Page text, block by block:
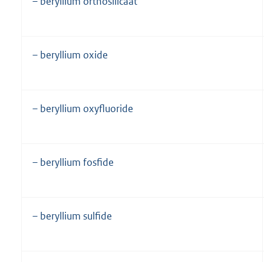
– beryllium oxide
– beryllium oxyfluoride
– beryllium fosfide
– beryllium sulfide